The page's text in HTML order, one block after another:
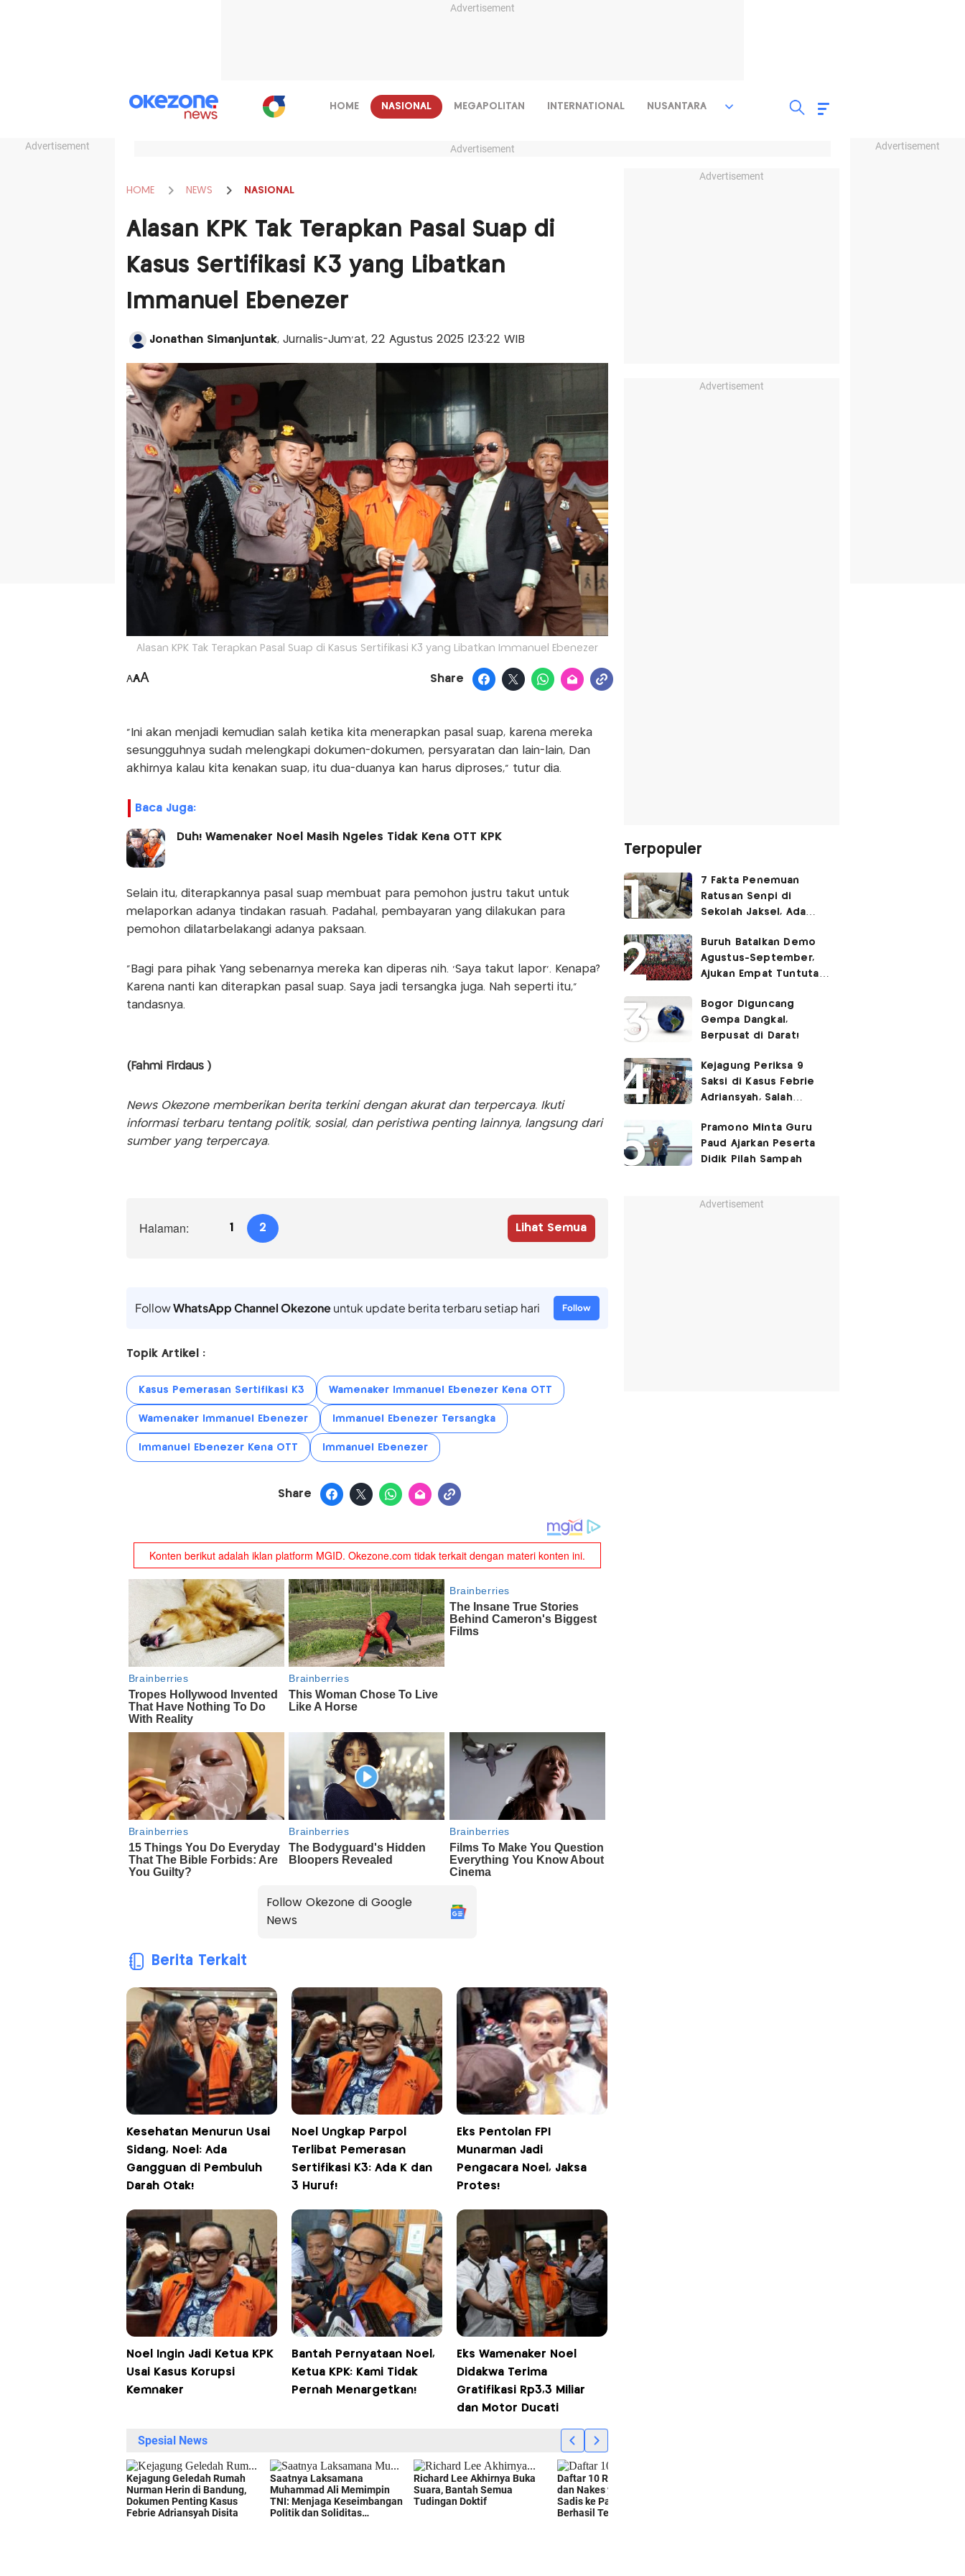
Advertisement
Advertisement Advertisement
HOME NASIONAL MEGAPOLITAN INTERNATIONAL NUSANTARA
Advertisement
HOME NEWS NASIONAL
Alasan KPK Tak Terapkan Pasal Suap di
Kasus Sertifikasi K3 yang Libatkan
Immanuel Ebenezer
Jonathan Simanjuntak, Jurnalis-Jum'at, 22 Agustus 2025 |23:22 WIB
Alasan KPK Tak Terapkan Pasal Suap di Kasus Sertifikasi K3 yang Libatkan Immanuel Ebenezer
AAA Share
"Ini akan menjadi kemudian salah ketika kita menerapkan pasal suap, karena mereka
sesungguhnya sudah melengkapi dokumen-dokumen, persyaratan dan lain-lain, Dan
akhirnya kalau kita kenakan suap, itu dua-duanya kan harus diproses," tutur dia.
Baca Juga:
Duh! Wamenaker Noel Masih Ngeles Tidak Kena OTT KPK
Selain itu, diterapkannya pasal suap membuat para pemohon justru takut untuk
melaporkan adanya tindakan rasuah. Padahal, pembayaran yang dilakukan para
pemohon dilatarbelakangi adanya paksaan.
"Bagi para pihak Yang sebenarnya mereka kan diperas nih. 'Saya takut lapor'. Kenapa?
Karena nanti kan diterapkan pasal suap. Saya jadi tersangka juga. Nah seperti itu,"
tandasnya.
(Fahmi Firdaus )
News Okezone memberikan berita terkini dengan akurat dan terpercaya. Ikuti
informasi terbaru tentang politik, sosial, dan peristiwa penting lainnya, langsung dari
sumber yang terpercaya.
Halaman: 1 2 Lihat Semua
FollowWhatsApp Channel Okezoneuntuk update berita terbaru setiap hari Follow
Topik Artikel :
Kasus Pemerasan Sertifikasi K3 Wamenaker Immanuel Ebenezer Kena OTT
Wamenaker Immanuel Ebenezer Immanuel Ebenezer Tersangka
Immanuel Ebenezer Kena OTT Immanuel Ebenezer
Share
Follow Okezone di Google
News
Berita Terkait
Kesehatan Menurun Usai
Sidang, Noel: Ada
Gangguan di Pembuluh
Darah Otak!
Noel Ungkap Parpol
Terlibat Pemerasan
Sertifikasi K3: Ada K dan
3 Huruf!
Eks Pentolan FPI
Munarman Jadi
Pengacara Noel, Jaksa
Protes!
Noel Ingin Jadi Ketua KPK
Usai Kasus Korupsi
Kemnaker
Bantah Pernyataan Noel,
Ketua KPK: Kami Tidak
Pernah Menargetkan!
Eks Wamenaker Noel
Didakwa Terima
Gratifikasi Rp3,3 Miliar
dan Motor Ducati
Advertisement
Advertisement
Terpopuler
7 Fakta Penemuan
Ratusan Senpi di
Sekolah Jaksel, Ada
Ruang Bunker
Buruh Batalkan Demo
Agustus-September,
Ajukan Empat Tuntutan
Bogor Diguncang
Gempa Dangkal,
Berpusat di Darat!
Kejagung Periksa 9
Saksi di Kasus Febrie
Adriansyah, Salah
Pramono Minta Guru
Paud Ajarkan Peserta
Didik Pilah Sampah
Advertisement